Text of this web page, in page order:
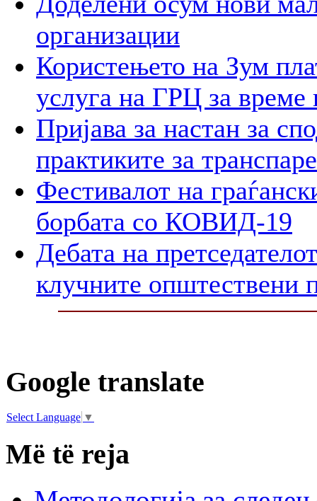
организации
Користењето на Зум
услуга на ГРЦ за време
Пријава за настан за
практиките за
Фестивалот на
борбата со КОВИД-19
Дебата на
клучните општествени
Google translate
Select Language ▼
Më të reja